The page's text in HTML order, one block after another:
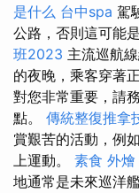
是什么 台中spa 駕
公路，否則這可能
班2023 主流巡航
的夜晚，乘客穿著
對您非常重要，請
點。 傳統整復推拿
賞艱苦的活動，例
上運動。 素食 外
地通常是未來巡洋